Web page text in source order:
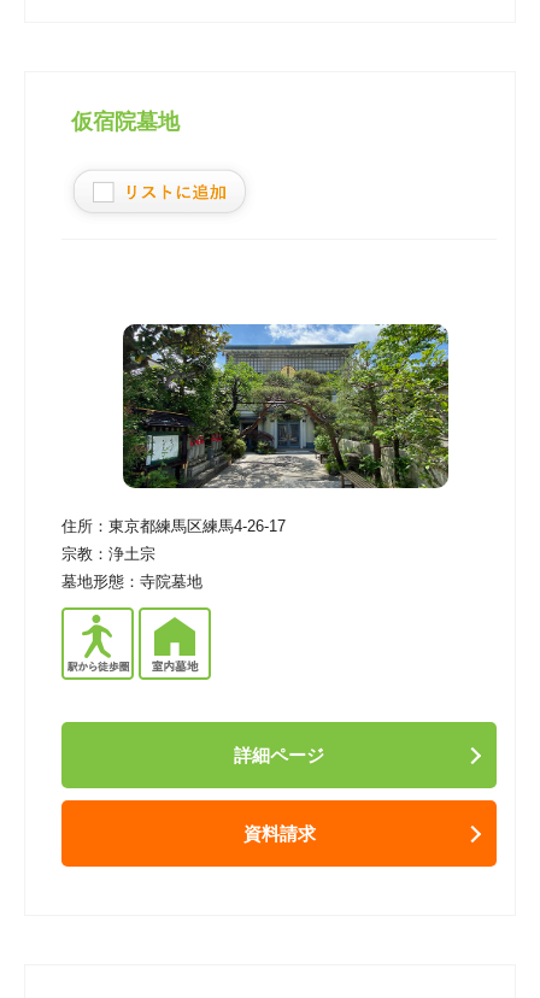
仮宿院墓地
住所： 東京都練馬区練馬4-26-17
宗教： 浄土宗
墓地形態： 寺院墓地
詳細ページ
資料請求